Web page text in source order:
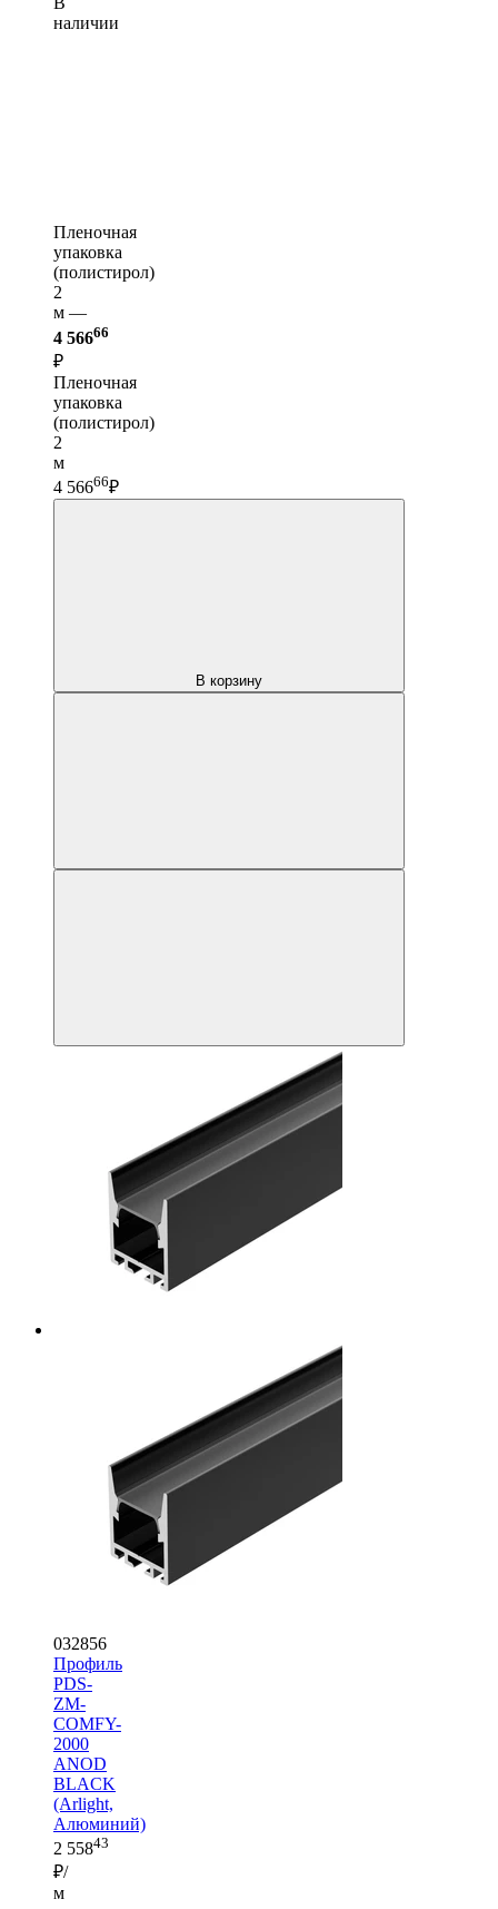
наличии
Пленочная
упаковка
(полистирол)
2
м —
4 56666
₽
Пленочная
упаковка
(полистирол)
2
м
4 56666₽
В корзину
032856
Профиль
PDS-
ZM-
COMFY-
2000
ANOD
BLACK
(Arlight,
Алюминий)
2 55843
₽/
м